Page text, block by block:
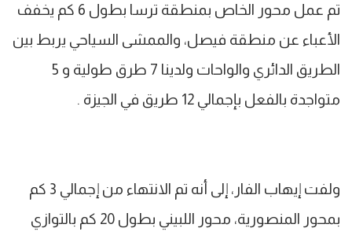
تم عمل محور الخاص بمنطقة ترسا بطول 6 كم يخفف
الأعباء عن منطقة فيصل، والممشى السياحي يربط بين
الطريق الدائري والواحات ولدينا 7 طرق طولية و 5
متواجدة بالفعل بإجمالي 12 طريق في الجيزة .
ولفت إيهاب الفار، إلى أنه تم الانتهاء من إجمالي 3 كم
بمحور المنصورية، محور اللبيني بطول 20 كم بالتوازي